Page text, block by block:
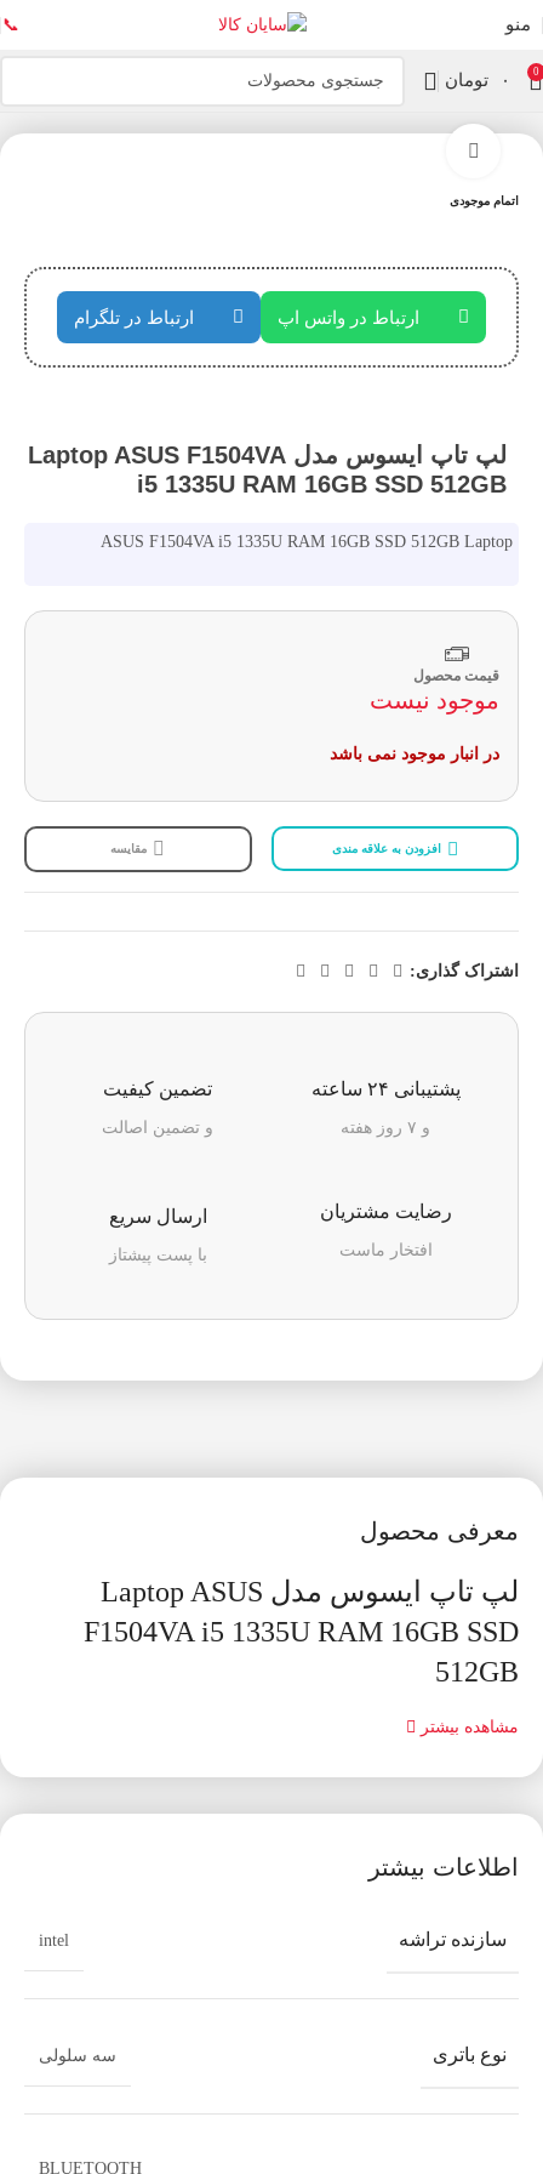
منو 📞
0 ۰ تومان
خانه لپ تاپ
اتمام موجودی
ارتباط در واتس اپ ارتباط در تلگرام
لپ تاپ ایسوس مدل Laptop ASUS F1504VA
i5 1335U RAM 16GB SSD 512GB
ASUS F1504VA i5 1335U RAM 16GB SSD 512GB Laptop
قیمت محصول
موجود نیست
در انبار موجود نمی باشد
افزودن به علاقه مندی مقایسه
اشتراک گذاری:
پشتیبانی ۲۴ ساعته
و ۷ روز هفته
تضمین کیفیت
و تضمین اصالت
رضایت مشتریان
افتخار ماست
ارسال سریع
با پست پیشتاز
معرفی محصول
لپ تاپ ایسوس مدل Laptop ASUS
F1504VA i5 1335U RAM 16GB SSD
512GB
مشاهده بیشتر
اطلاعات بیشتر
سازنده تراشه intel
نوع باتری سه سلولی
BLUETOOTH